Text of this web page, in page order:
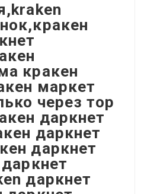
кракен
маркет
через тор
даркнет
даркнет
даркнет
даркнет